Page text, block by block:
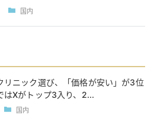
国内
リニック選び、「価格が安い」が3位
はXがトップ3入り、2...
国内